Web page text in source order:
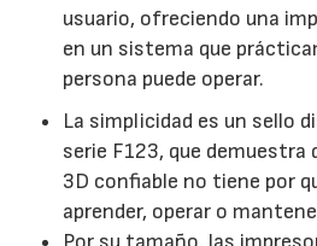
usuario, ofreciendo una
en un sistema que
persona puede operar.
La simplicidad es un sello
serie F123, que demuestra
3D confiable no tiene por
aprender, operar o